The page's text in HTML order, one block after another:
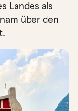
Landes als
über den